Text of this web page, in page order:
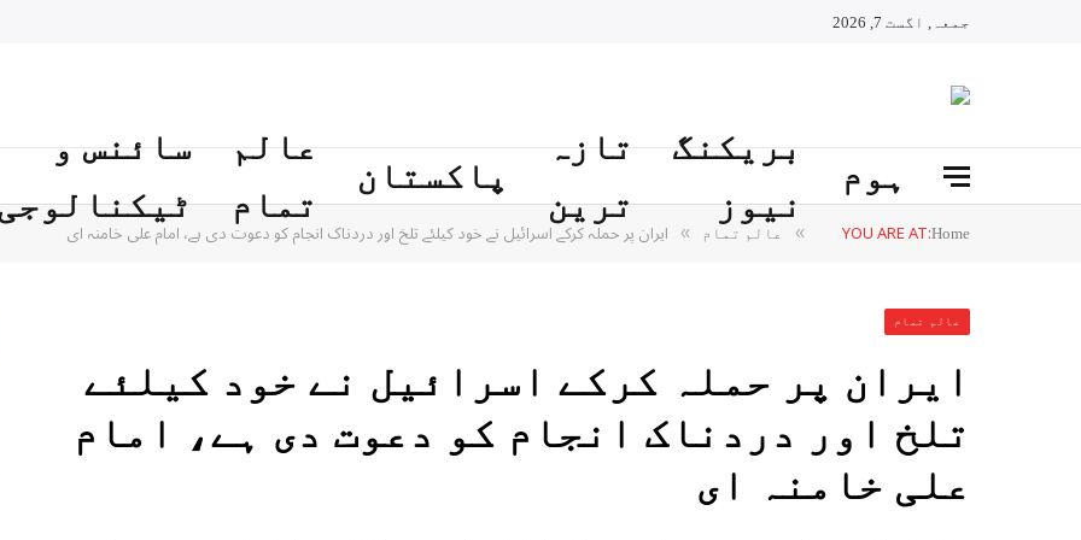
جمعہ, اگست 7, 2026
ہوم
بریکنگ
نیوز
تازہ
ترین
پاکستان
عالم
تمام
سائنس و
YOU ARE AT:Home
» عالم تمام » ایران پر حملہ کرکے اسرائیل نے خود کیلئے تلخ اور دردناک انجام کو دعوت دی ہے، امام علی خامنہ ای
عالم تمام
ایران پر حملہ کرکے اسرائیل نے خود کیلئے
تلخ اور دردناک انجام کو دعوت دی ہے، امام
علی خامنہ ای